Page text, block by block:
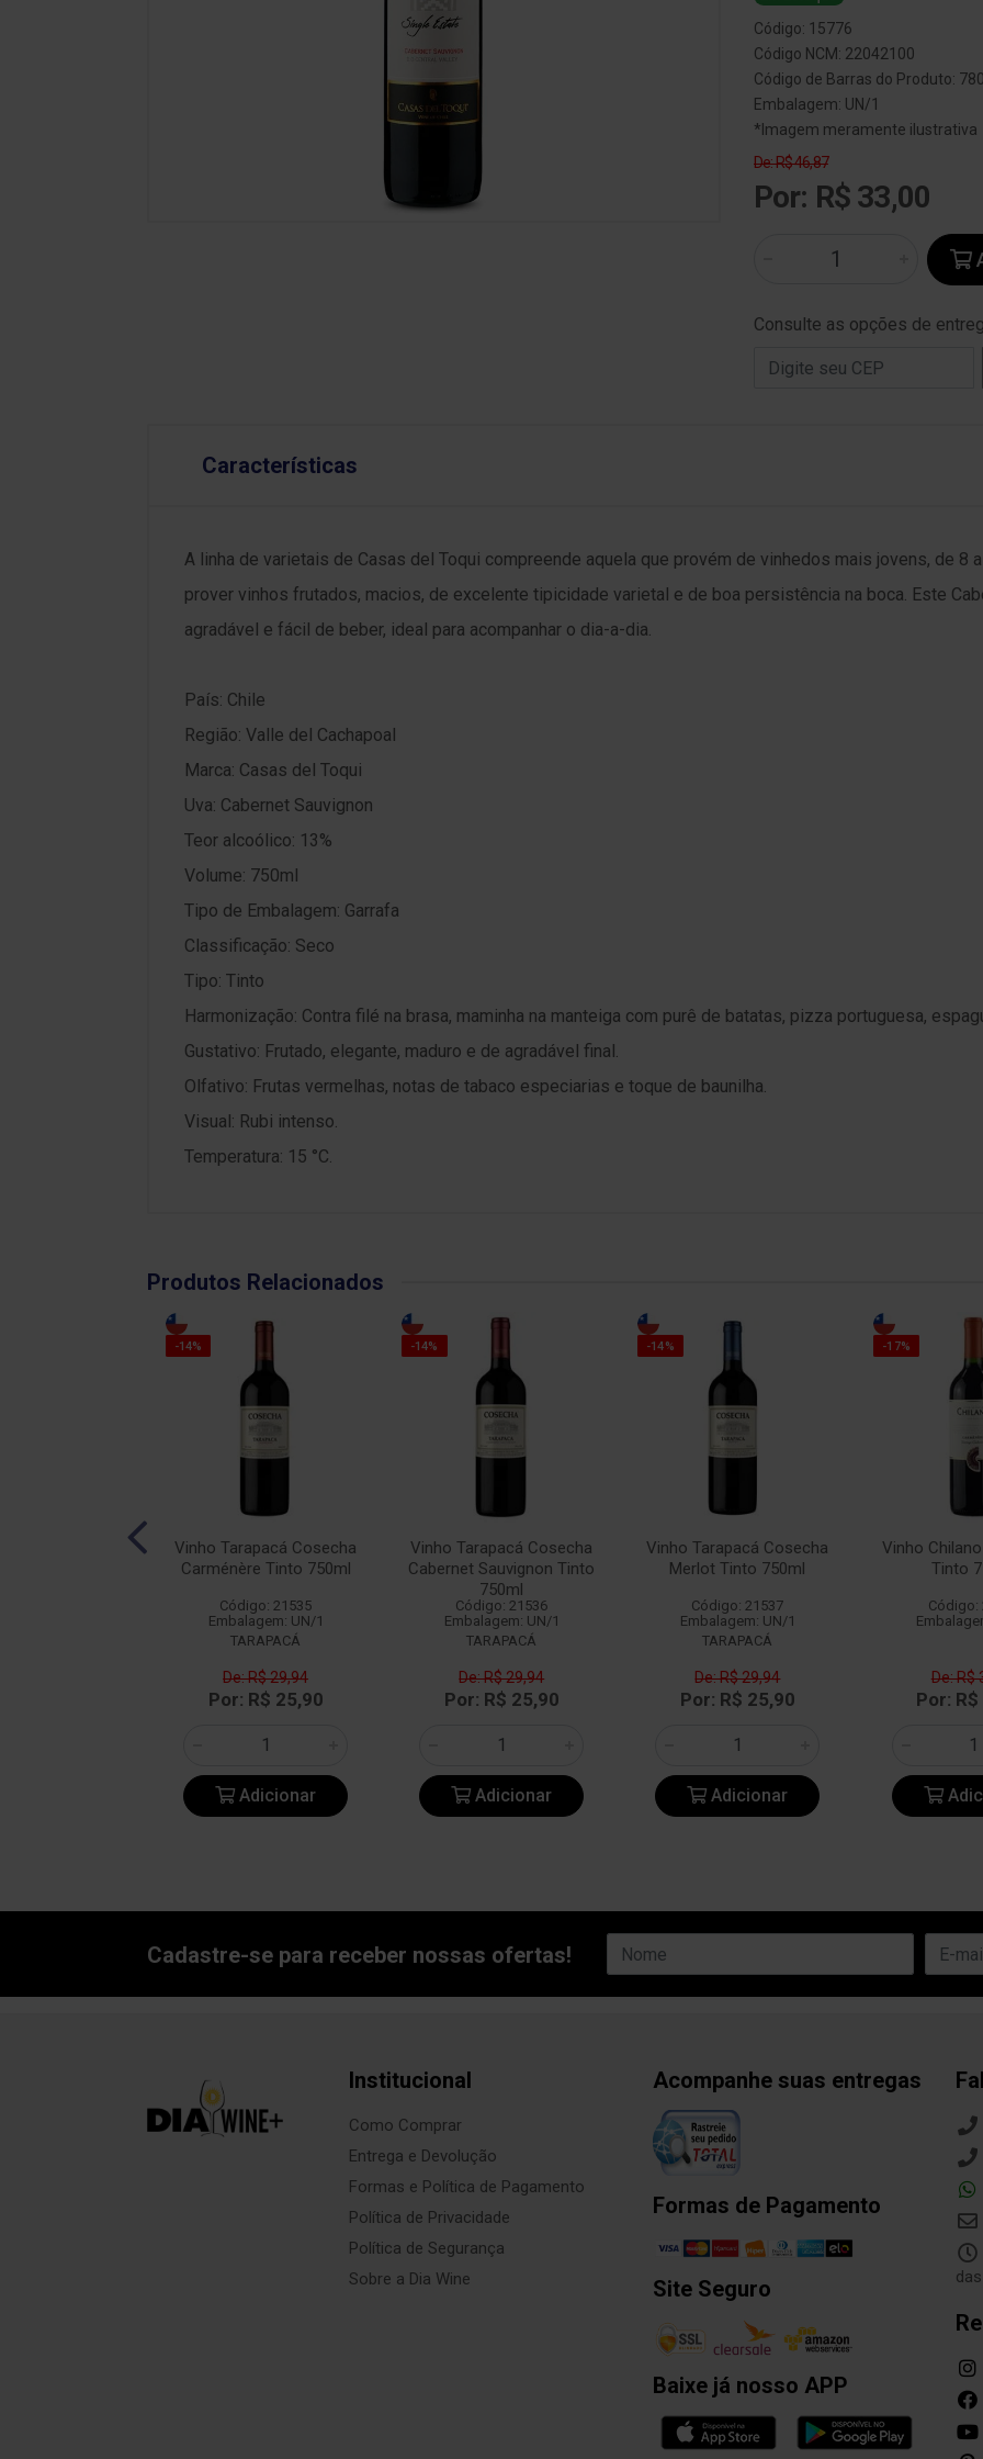
Código: 15776
Código NCM: 22042100
Código de Barras do Produto:
Embalagem: UN/1
*Imagem meramente ilustrativa
De: R$ 46,87
Por: R$ 33,00
Consulte as opções de
Características
A linha de varietais de Casas del Toqui compreende aquela que provém de vinhedos mais jovens, de 8
prover vinhos frutados, macios, de excelente tipicidade varietal e de boa persistência na boca. Este
agradável e fácil de beber, ideal para acompanhar o dia-a-dia.
País: Chile
Região: Valle del Cachapoal
Marca: Casas del Toqui
Uva: Cabernet Sauvignon
Teor alcoólico: 13%
Volume: 750ml
Tipo de Embalagem: Garrafa
Classificação: Seco
Tipo: Tinto
Harmonização: Contra filé na brasa, maminha na manteiga com purê de batatas, pizza portuguesa,
Gustativo: Frutado, elegante, maduro e de agradável final.
Olfativo: Frutas vermelhas, notas de tabaco especiarias e toque de baunilha.
Visual: Rubi intenso.
Temperatura: 15 °C.
Produtos Relacionados
-14%
Vinho Tarapacá Cosecha
Carménère Tinto 750ml
Código: 21535
Embalagem: UN/1
TARAPACÁ
De: R$ 29,94
Por: R$ 25,90
Adicionar
-14%
Vinho Tarapacá Cosecha
Cabernet Sauvignon Tinto
750ml
Código: 21536
Embalagem: UN/1
TARAPACÁ
De: R$ 29,94
Por: R$ 25,90
Adicionar
-14%
Vinho Tarapacá Cosecha
Merlot Tinto 750ml
Código: 21537
Embalagem: UN/1
TARAPACÁ
De: R$ 29,94
Por: R$ 25,90
Adicionar
-17%
Vinho
Tinto
Código:
De: R$
Por:
Cadastre-se para receber nossas ofertas!
Institucional
Como Comprar
Entrega e Devolução
Formas e Política de Pagamento
Política de Privacidade
Política de Segurança
Sobre a Dia Wine
Acompanhe suas entregas
Formas de Pagamento
Site Seguro
Baixe já nosso APP